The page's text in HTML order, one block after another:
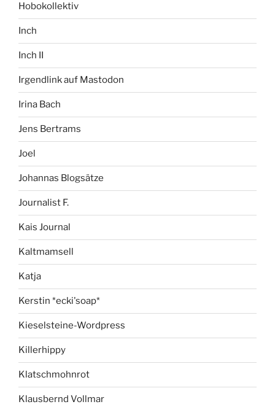
Hobokollektiv
Inch
Inch II
Irgendlink auf Mastodon
Irina Bach
Jens Bertrams
Joel
Johannas Blogsätze
Journalist F.
Kais Journal
Kaltmamsell
Katja
Kerstin *ecki'soap*
Kieselsteine-Wordpress
Killerhippy
Klatschmohnrot
Klausbernd Vollmar